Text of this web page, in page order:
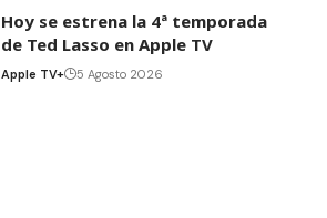
Hoy se estrena la 4ª temporada
de Ted Lasso en Apple TV
Apple TV+ 5 Agosto 2026